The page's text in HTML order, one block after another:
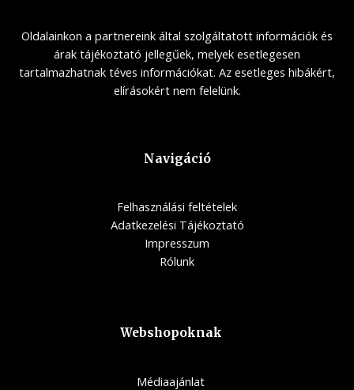
Oldalainkon a partnereink által szolgáltatott információk és
árak tájékoztató jellegűek, melyek esetlegesen
tartalmazhatnak téves információkat. Az esetleges hibákért,
elírásokért nem felelünk.
Navigáció
Felhasználási feltételek
Adatkezelési Tájékoztató
Impresszum
Rólunk
Webshopoknak
Médiaajánlat